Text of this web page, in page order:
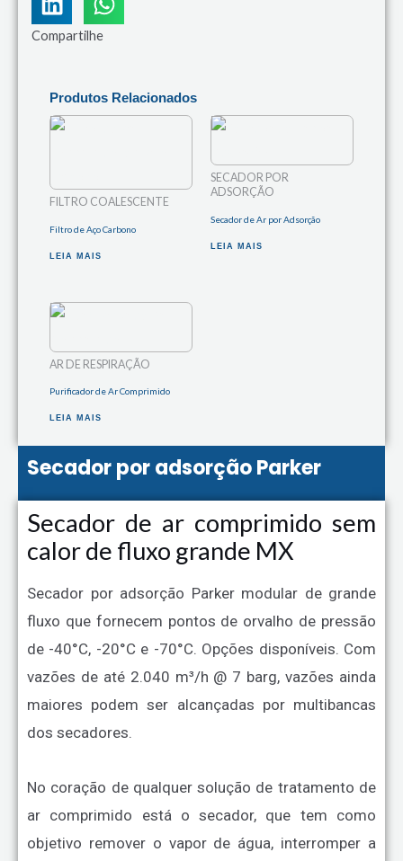
Compartilhe
Produtos Relacionados
FILTRO COALESCENTE
Filtro de Aço Carbono
LEIA MAIS
SECADOR POR
ADSORÇÃO
Secador de Ar por Adsorção
LEIA MAIS
AR DE RESPIRAÇÃO
Purificador de Ar Comprimido
LEIA MAIS
Secador por adsorção Parker
Secador de ar comprimido sem
calor de fluxo grande MX
Secador por adsorção Parker modular de grande
fluxo que fornecem pontos de orvalho de pressão
de -40°C, -20°C e -70°C. Opções disponíveis. Com
vazões de até 2.040 m³/h @ 7 barg, vazões ainda
maiores podem ser alcançadas por multibancas
dos secadores.
No coração de qualquer solução de tratamento de
ar comprimido está o secador, que tem como
objetivo remover o vapor de água, interromper a